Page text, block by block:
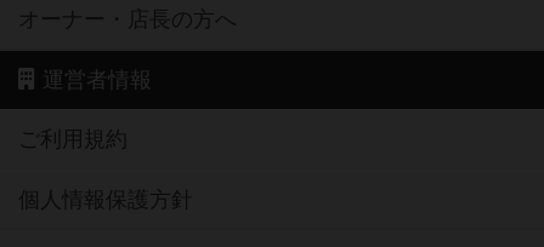
オーナー・店長の方へ
運営者情報
ご利用規約
個人情報保護方針